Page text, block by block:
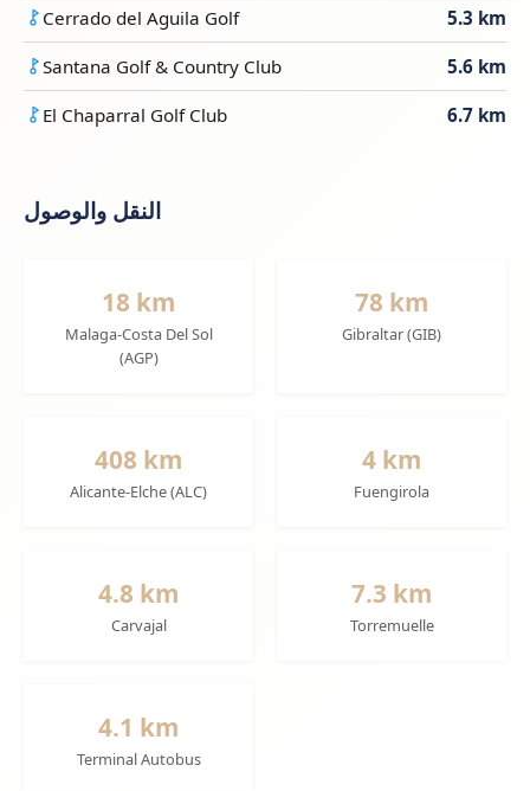
Cerrado del Aguila Golf 5.3 km
Santana Golf & Country Club 5.6 km
El Chaparral Golf Club 6.7 km
النقل والوصول
18 km
Malaga-Costa Del Sol
(AGP)
78 km
Gibraltar (GIB)
408 km
Alicante-Elche (ALC)
4 km
Fuengirola
4.8 km
Carvajal
7.3 km
Torremuelle
4.1 km
Terminal Autobus